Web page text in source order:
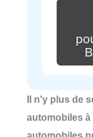
Il n'y plus de
automobiles